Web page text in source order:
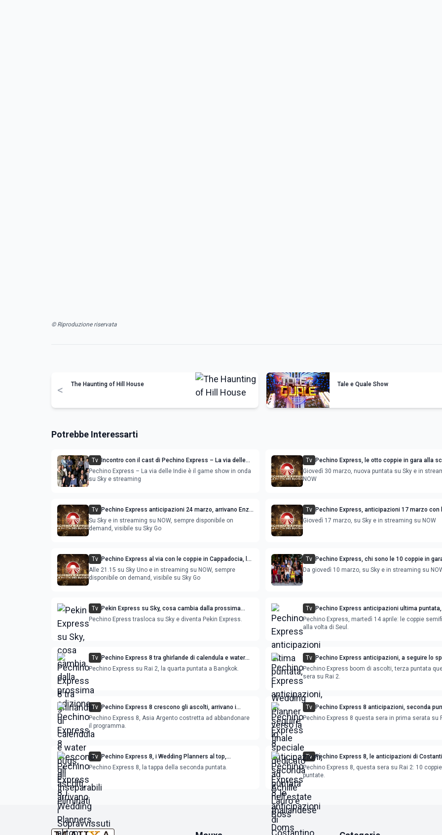
© Riproduzione riservata
< The Haunting of Hill House Tale e Quale Show
Potrebbe Interessarti
Tv Incontro con il cast di Pechino Express – La via delle
Indie: 'Mors tua, vita mea'
Pechino Express – La via delle Indie è il game show in onda
su Sky e streaming
Tv Pechino Express, le otto coppie in gara alla
delle meraviglie di Istanbul
Giovedì 30 marzo, nuova puntata su Sky e in
NOW
Tv Pechino Express anticipazioni 24 marzo, arrivano Enzo
Miccio e Max Giusti
Su Sky e in streaming su NOW, sempre disponibile on
demand, visibile su Sky Go
Tv Pechino Express, anticipazioni 17 marzo con
immunità sul Lago di Egerdir
Giovedì 17 marzo, su Sky e in streaming su NOW
Tv Pechino Express al via con le coppie in Cappadocia, le
novità di questa edizione
Alle 21.15 su Sky Uno e in streaming su NOW, sempre
disponibile on demand, visibile su Sky Go
Tv Pechino Express, chi sono le 10 coppie in
Rotta dei Sultani
Da giovedì 10 marzo, su Sky e in streaming su
Tv Pekin Express su Sky, cosa cambia dalla prossima
edizione
Pechino Epress trasloca su Sky e diventa Pekin Express.
Tv Pechino Express anticipazioni ultima
Wedding Planner verso la finale
Pechino Express, martedì 14 aprile: le coppie
alla volta di Seul.
Tv Pechino Express 8 tra ghirlande di calendula e water
bugs, gli Inseparabili eliminati
Pechino Express su Rai 2, la quarta puntata a Bangkok.
Tv Pechino Express anticipazioni, a seguire lo
dedicato ad Achille Lauro e Boss Doms
Pechino Express boom di ascolti, terza puntata
sera su Rai 2.
Tv Pechino Express 8 crescono gli ascolti, arrivano i
Sopravvissuti
Pechino Express 8, Asia Argento costretta ad abbandonare
il programma.
Tv Pechino Express 8 anticipazioni, seconda
nell'estate thailandese
Pechino Express 8 questa sera in prima serata su
Tv Pechino Express 8, i Wedding Planners al top,
prossimo traguardo Hua Hin
Pechino Express 8, la tappa della seconda puntata.
Tv Pechino Express 8, le anticipazioni di
Gherardesca
Pechino Express 8, questa sera su Rai 2: 10
puntate.